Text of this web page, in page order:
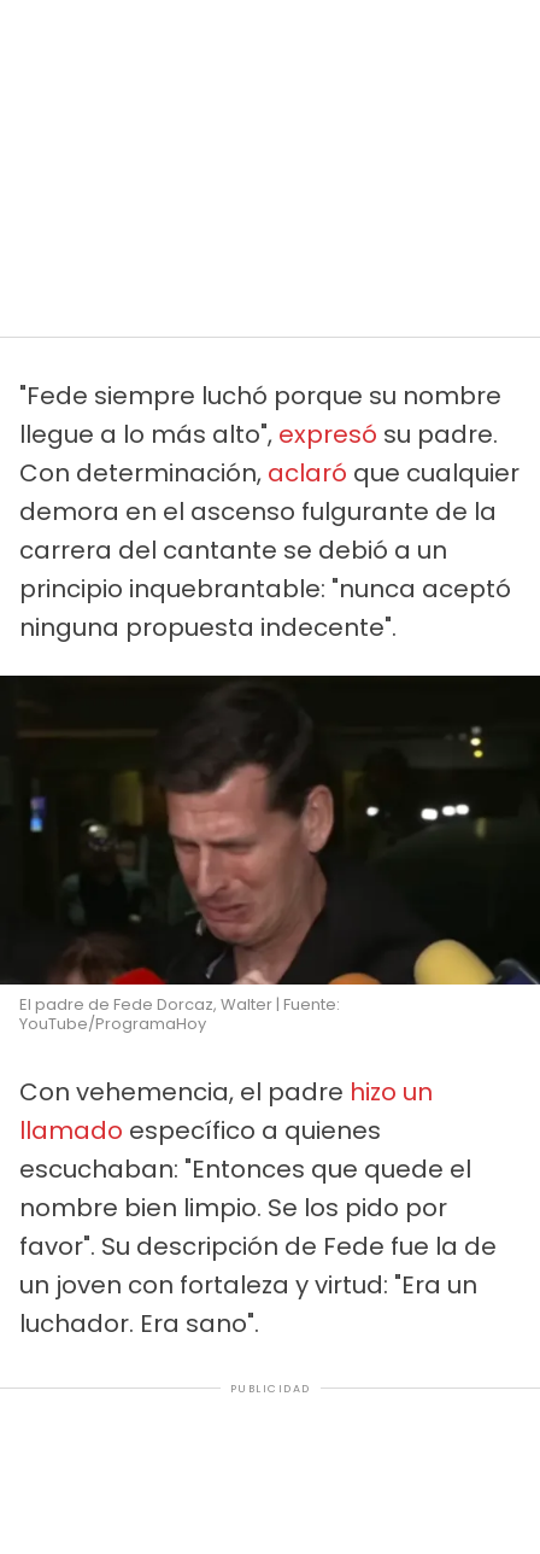
"Fede siempre luchó porque su nombre
llegue a lo más alto", expresó su padre.
Con determinación, aclaró que cualquier
demora en el ascenso fulgurante de la
carrera del cantante se debió a un
principio inquebrantable: "nunca aceptó
ninguna propuesta indecente".
El padre de Fede Dorcaz, Walter | Fuente:
YouTube/ProgramaHoy
Con vehemencia, el padre hizo un
llamado específico a quienes
escuchaban: "Entonces que quede el
nombre bien limpio. Se los pido por
favor". Su descripción de Fede fue la de
un joven con fortaleza y virtud: "Era un
luchador. Era sano".
PUBLICIDAD